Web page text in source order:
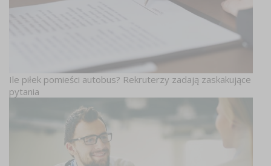
Ile piłek pomieści autobus? Rekruterzy zadają zaskakujące
pytania